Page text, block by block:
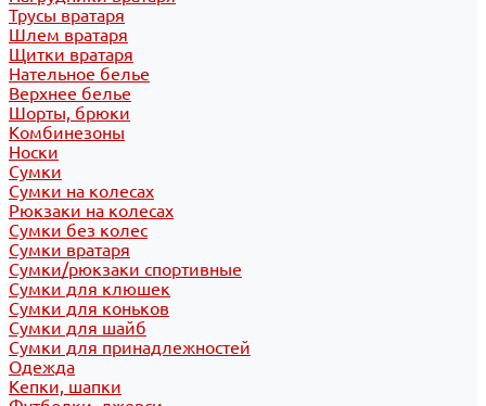
Трусы вратаря
Шлем вратаря
Щитки вратаря
Нательное белье
Верхнее белье
Шорты, брюки
Комбинезоны
Носки
Сумки
Сумки на колесах
Рюкзаки на колесах
Сумки без колес
Сумки вратаря
Сумки/рюкзаки спортивные
Сумки для клюшек
Сумки для коньков
Сумки для шайб
Сумки для принадлежностей
Одежда
Кепки, шапки